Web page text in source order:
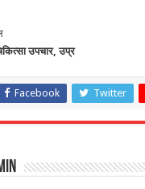
उपचार, उप्र
Facebook Twitter